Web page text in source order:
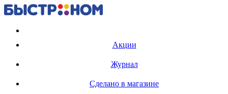
Акции
Журнал
Сделано в магазине